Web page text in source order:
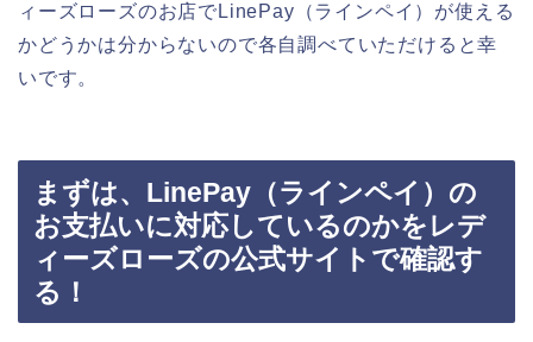
ィーズローズのお店でLinePay（ラインペイ）が使える
かどうかは分からないので各自調べていただけると幸
いです。
まずは、LinePay（ラインペイ）の
お支払いに対応しているのかをレデ
ィーズローズの公式サイトで確認す
る！